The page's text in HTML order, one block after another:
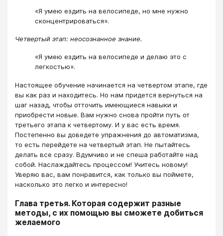
«Я умею ездить на велосипеде, но мне нужно
сконцентрироваться».
Четвертый этап: неосознанное знание.
«Я умею ездить на велосипеде и делаю это с
легкостью».
Настоящее обучение начинается на четвертом этапе, где
вы как раз и находитесь. Но нам придется вернуться на
шаг назад, чтобы отточить имеющиеся навыки и
приобрести новые. Вам нужно снова пройти путь от
третьего этапа к четвертому. И у вас есть время.
Постепенно вы доведете упражнения до автоматизма,
то есть перейдете на четвертый этап. Не пытайтесь
делать все сразу. Вдумчиво и не спеша работайте над
собой. Наслаждайтесь процессом! Учитесь новому!
Уверяю вас, вам понравится, как только вы поймете,
насколько это легко и интересно!
Глава третья. Которая содержит разные
методы, с их помощью вы сможете добиться
желаемого